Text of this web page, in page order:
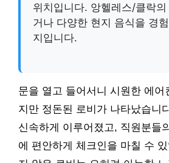
위치입니다. 앙헬레스/클락
거나 다양한 현지 음식을 경
지입니다.
문을 열고 들어서니 시원한 에어
지만 정돈된 로비가 나타났습니
신속하게 이루어졌고, 직원분들
에 편안하게 체크인을 마칠 수